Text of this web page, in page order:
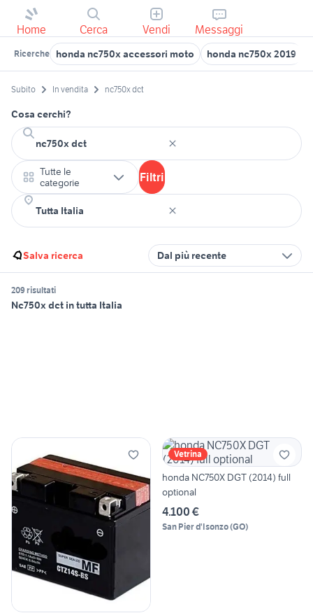
Home Cerca Vendi Messaggi
Ricerche honda nc750x accessori moto honda nc750x 2019
Subito In vendita nc750x dct
Cosa cerchi?
Tutte le
categorie
Filtri
Salva ricerca Dal più recente
209 risultati
Nc750x dct in tutta Italia
Vetrina
honda NC750X DGT (2014) full
optional
4.100 €
San Pier d'Isonzo(GO)